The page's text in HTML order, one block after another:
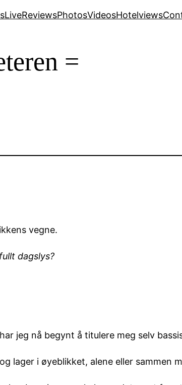
LiveReviewsPhotosVideosHotelviews
=
vegne.
dagslys?
jeg nå begynt å titulere meg selv
lager i øyeblikket, alene eller sammen